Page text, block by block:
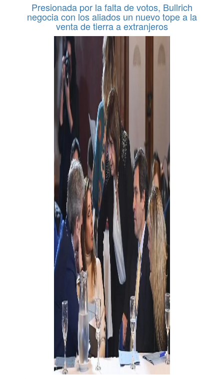
Presionada por la falta de votos, Bullrich
negocia con los aliados un nuevo tope a la
venta de tierra a extranjeros